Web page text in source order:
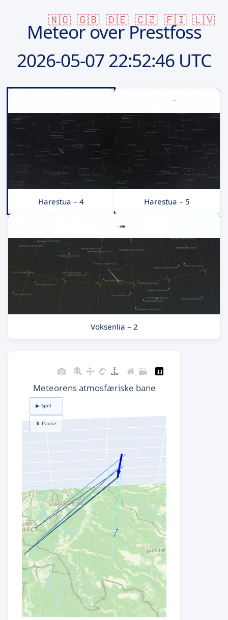
🇳🇴 🇬🇧 🇩🇪 🇨🇿 🇫🇮 🇱🇻
Meteor over Prestfoss
2026-05-0722:52:46 UTC
Harestua – 4 Harestua – 5
Voksenlia – 2